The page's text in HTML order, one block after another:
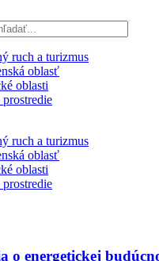
ruch a turizmus​
oblasť
oblasti
ruch a turizmus​
oblasť
oblasti
o energetickej